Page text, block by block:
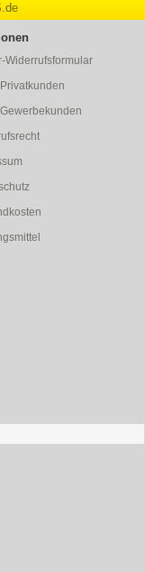
Widerrufsformular